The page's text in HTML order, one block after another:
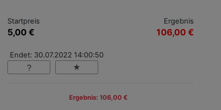
Startpreis
5,00 €
Ergebnis
106,00 €
Endet: 30.07.2022 14:00:50
Ergebnis: 106,00 €